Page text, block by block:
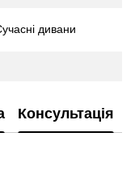
дивани
Консультація